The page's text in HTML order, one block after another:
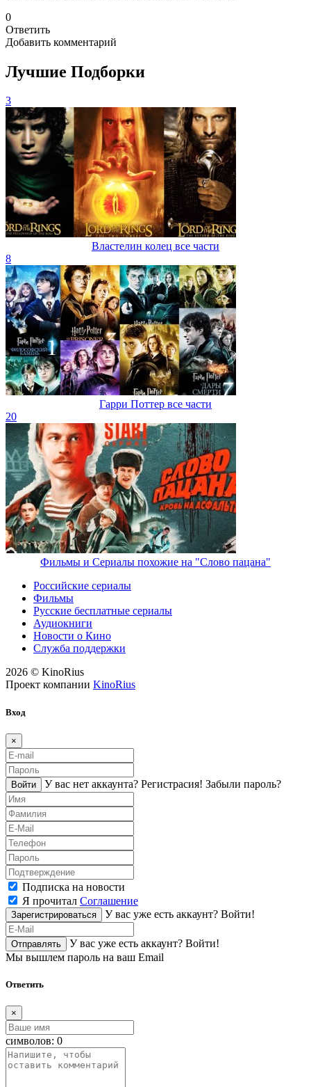
0
Ответить
Добавить комментарий
Лучшие Подборки
3
Властелин колец все части
8
Гарри Поттер все части
20
Фильмы и Сериалы похожие на "Слово пацана"
Российские сериалы
Фильмы
Русские бесплатные сериалы
Аудиокниги
Новости о Кино
Служба поддержки
2026 © KinoRius
Проект компании KinoRius
Вход
×
Войти У вас нет аккаунта? Регистраcия! Забыли пароль?
Подписка на новости
Я прочитал Соглашение
Зарегистрироваться У вас уже есть аккаунт? Войти!
Отправлять У вас уже есть аккаунт? Войти!
Мы вышлем пароль на ваш Email
Ответить
×
символов: 0